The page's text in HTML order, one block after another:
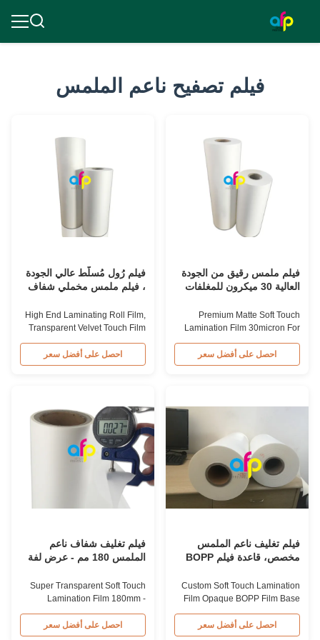
فيلم تصفيح ناعم الملمس
فيلم ملمس رقيق من الجودة
العالية 30 ميكرون للمغلفات
Premium Matte Soft Touch
Lamination Film 30micron For
Luxury Packaging Lamination
Premium Soft Touch Lamination
Film for Luxury Bags Item Matte
from 180mm to 1000mm
Thickness 30micron (18+12)
Roll Length from 300m to
4000m Core Size 1inch(25...
احصل على أفضل سعر
فيلم رُول مُسلَّط عالي الجودة
، فيلم ملمس مخملي شفاف
High End Laminating Roll Film,
Transparent Velvet Touch Film
17micron - 30micron High-end
Product Transparent BOPP Soft
Touch Thermal Lamination Film
+ EVA Roll Width 180mm-
1000mm Thickness 30micron
(18+12) Roll Length from 300m
to 4000m ...
احصل على أفضل سعر
فيلم تغليف ناعم الملمس
مخصص، قاعدة فيلم BOPP
Custom Soft Touch Lamination
Film Opaque BOPP Film Base
EVA Glue Material Custom-
made Soft Touch Thermal
Lamination Film Consists of
احصل على أفضل سعر
فيلم تغليف شفاف ناعم
الملمس 180 مم - عرض لفة
Super Transparent Soft Touch
Lamination Film 180mm -
1000mm Roll Width Super
Transparent Matte Thermal
BOPP Soft Touch Lamination
احصل على أفضل سعر